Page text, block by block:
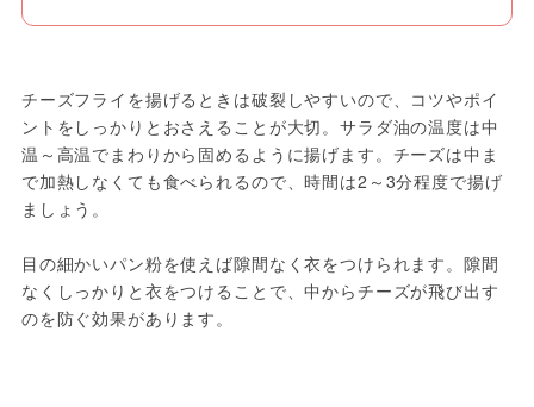
チーズフライを揚げるときは破裂しやすいので、コツやポイ
ントをしっかりとおさえることが大切。サラダ油の温度は中
温～高温でまわりから固めるように揚げます。チーズは中ま
で加熱しなくても食べられるので、時間は2～3分程度で揚げ
ましょう。
目の細かいパン粉を使えば隙間なく衣をつけられます。隙間
なくしっかりと衣をつけることで、中からチーズが飛び出す
のを防ぐ効果があります。